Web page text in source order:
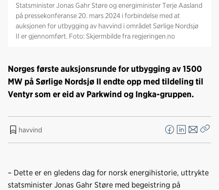
Statsminister Jonas Gahr Støre og energiminister Terje Aasland
på pressekonferanse 20. mars 2024 i forbindelse med at
auksjonen for utbygging av havvind i området Sørlige Nordsjø
II er gjennomført. Foto: Skjermbilde fra regjeringen.no
Norges første auksjonsrunde for utbygging av 1500
MW på Sørlige Nordsjø II endte opp med tildeling til
Ventyr som er eid av Parkwind og Ingka-gruppen.
havvind
F
a
e
b
L
i
k
e
E
-
o
– Dette er en gledens dag for norsk energihistorie, uttrykte
statsminister Jonas Gahr Støre med begeistring på